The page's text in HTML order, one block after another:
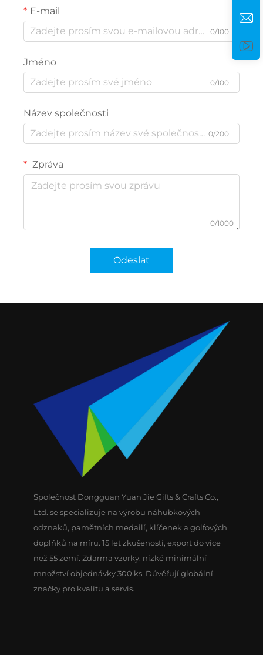
E-mail
0/100
Jméno
0/100
Název společnosti
0/200
Zpráva
0/1000
Odeslat
Společnost Dongguan Yuan Jie Gifts & Crafts Co.,
Ltd. se specializuje na výrobu náhubkových
odznaků, pamětních medailí, klíčenek a golfových
doplňků na míru. 15 let zkušeností, export do více
než 55 zemí. Zdarma vzorky, nízké minimální
množství objednávky 300 ks. Důvěřují globální
značky pro kvalitu a servis.